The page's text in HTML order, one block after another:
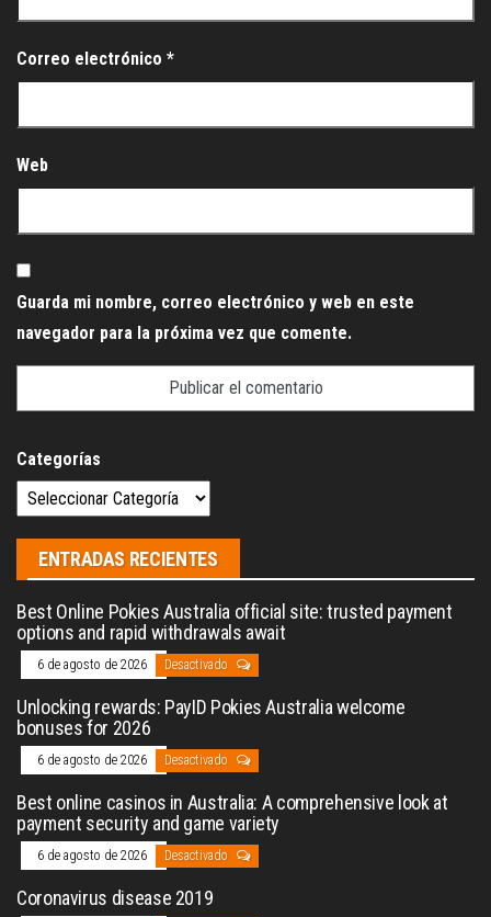
Correo electrónico *
Web
Guarda mi nombre, correo electrónico y web en este
navegador para la próxima vez que comente.
Categorías
ENTRADAS RECIENTES
Best Online Pokies Australia official site: trusted payment
options and rapid withdrawals await
6 de agosto de 2026 Desactivado
Unlocking rewards: PayID Pokies Australia welcome
bonuses for 2026
6 de agosto de 2026 Desactivado
Best online casinos in Australia: A comprehensive look at
payment security and game variety
6 de agosto de 2026 Desactivado
Coronavirus disease 2019